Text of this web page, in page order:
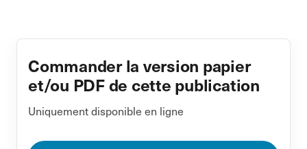
Commander la version papier
et/ou PDF de cette publication
Uniquement disponible en ligne